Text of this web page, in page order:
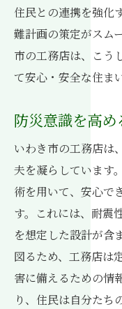
住民との連携を強化
難計画の策定がスム
市の工務店は、こう
て安心・安全な住ま
防災意識を高
いわき市の工務店は
夫を凝らしています
術を用いて、安心で
す。これには、耐震
を想定した設計が含
図るため、工務店は
害に備えるための情
り、住民は自分たち